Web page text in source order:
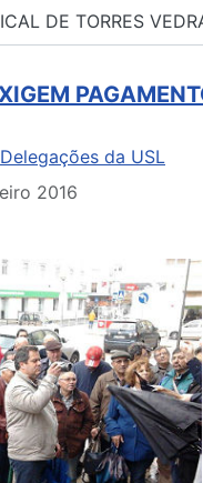
DE TORRES
Delegações da USL
2016